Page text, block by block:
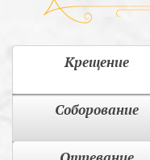
Крещение
Соборование